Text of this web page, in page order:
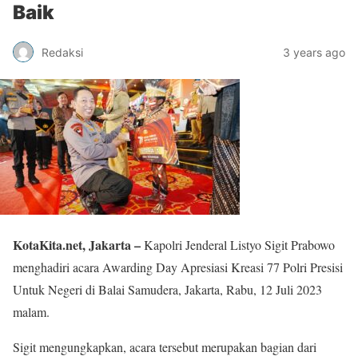
Baik
Redaksi 3 years ago
KotaKita.net, Jakarta –Kapolri Jenderal Listyo Sigit Prabowo
menghadiri acara Awarding Day Apresiasi Kreasi 77 Polri Presisi
Untuk Negeri di Balai Samudera, Jakarta, Rabu, 12 Juli 2023
malam.
Sigit mengungkapkan, acara tersebut merupakan bagian dari